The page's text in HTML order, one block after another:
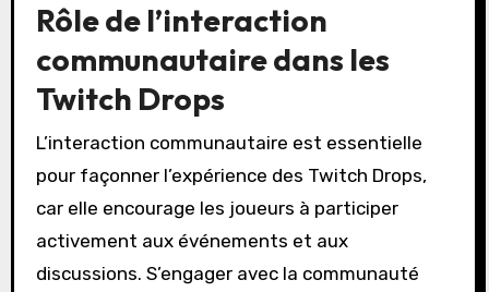
Rôle de l’interaction
communautaire dans les
Twitch Drops
L’interaction communautaire est essentielle
pour façonner l’expérience des Twitch Drops,
car elle encourage les joueurs à participer
activement aux événements et aux
discussions. S’engager avec la communauté